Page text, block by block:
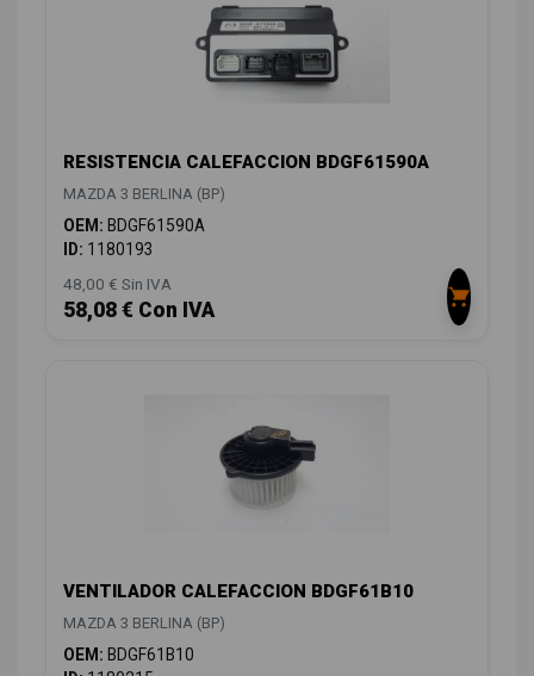
RESISTENCIA CALEFACCION BDGF61590A
MAZDA 3 BERLINA (BP)
OEM: BDGF61590A
ID: 1180193
48,00 € Sin IVA
58,08 € Con IVA
VENTILADOR CALEFACCION BDGF61B10
MAZDA 3 BERLINA (BP)
OEM: BDGF61B10